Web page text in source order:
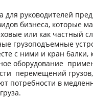
для руководителей
бизнеса, которые
или как частный
грузоподъемные
с ними и кран балки,
оборудование
перемещений
потребности в